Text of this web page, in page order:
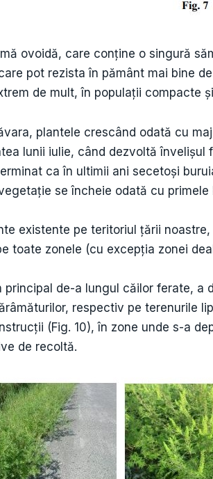
ovoidă, care conține o singură
pot rezista în pământ mai bine
de mult, în populații compacte
plantele crescând odată cu
lunii iulie, când dezvoltă învelișul
ca în ultimii ani secetoși
se încheie odată cu
existente pe teritoriul ţării
toate zonele (cu excepția zonei
de-a lungul căilor ferate, a
respectiv pe terenurile
(Fig. 10), în zone unde s-a
de recoltă.